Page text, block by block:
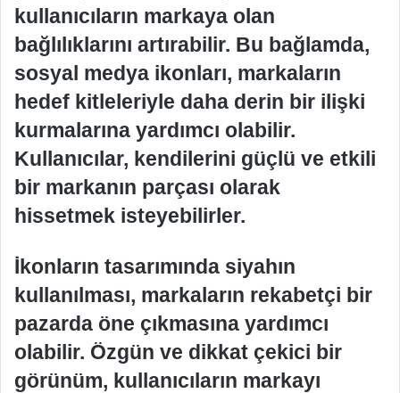
kullanıcıların markaya olan
bağlılıklarını artırabilir. Bu bağlamda,
sosyal medya ikonları, markaların
hedef kitleleriyle daha derin bir ilişki
kurmalarına yardımcı olabilir.
Kullanıcılar, kendilerini güçlü ve etkili
bir markanın parçası olarak
hissetmek isteyebilirler.
İkonların tasarımında siyahın
kullanılması, markaların rekabetçi bir
pazarda öne çıkmasına yardımcı
olabilir. Özgün ve dikkat çekici bir
görünüm, kullanıcıların markayı